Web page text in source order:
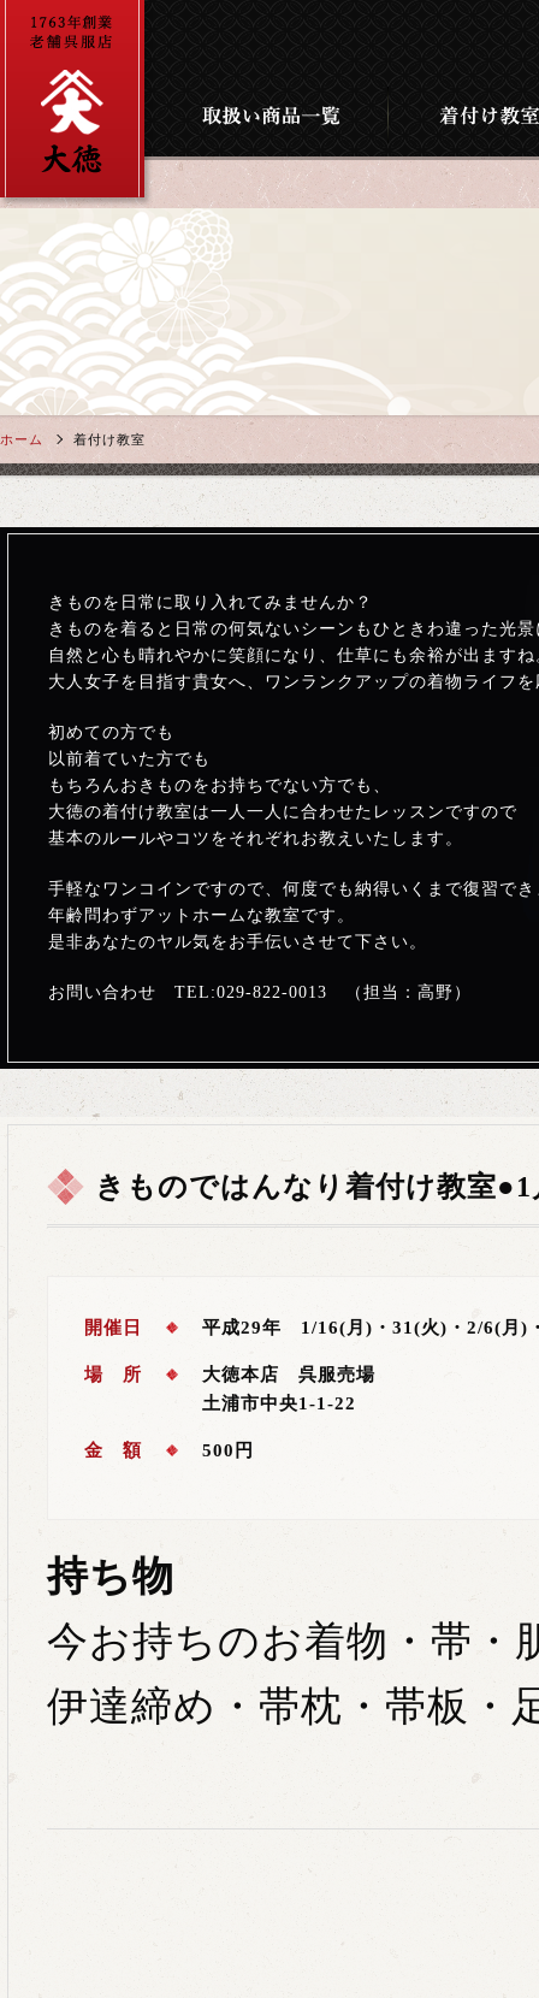
ホーム 着付け教室
きものを日常に取り入れてみませんか？
きものを着ると日常の何気ないシーンもひときわ違った光
自然と心も晴れやかに笑顔になり、仕草にも余裕が出ますね
大人女子を目指す貴女へ、ワンランクアップの着物ライフ
初めての方でも
以前着ていた方でも
もちろんおきものをお持ちでない方でも、
大徳の着付け教室は一人一人に合わせたレッスンですので
基本のルールやコツをそれぞれお教えいたします。
手軽なワンコインですので、何度でも納得いくまで復習で
年齢問わずアットホームな教室です。
是非あなたのヤル気をお手伝いさせて下さい。
お問い合わせ TEL:029-822-0013 （担当：高野）
きものではんなり着付け教室●1
開催日 平成29年 1/16(月)・31(火)・2/6(月)
場 所
大徳本店 呉服売場
土浦市中央1-1-22
金 額 500円
持ち物
今お持ちのお着物・帯・
伊達締め・帯枕・帯板・